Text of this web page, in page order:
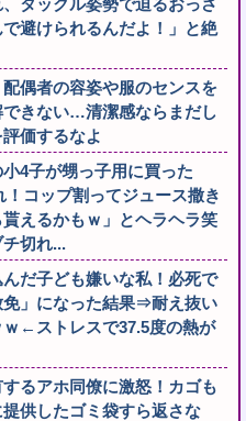
避けられるんだよ！」と絶
偶者の容姿や服のセンスを
きない…清潔感ならまだし
価するなよ
4子が甥っ子用に買った
コップ割ってジュース撒き
えるかもｗ」とヘラヘラ笑
切れ...
だ子ども嫌いな私！必死で
」になった結果⇒耐え抜い
←ストレスで37.5度の熱が
るアホ同僚に激怒！カゴも
供したゴミ袋すら返さな